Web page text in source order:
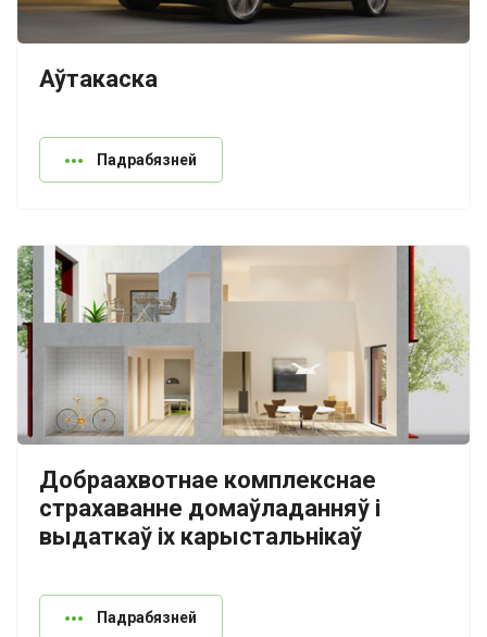
Аўтакаска
Падрабязней
Добраахвотнае комплекснае
страхаванне домаўладанняў і
выдаткаў іх карыстальнікаў
Падрабязней